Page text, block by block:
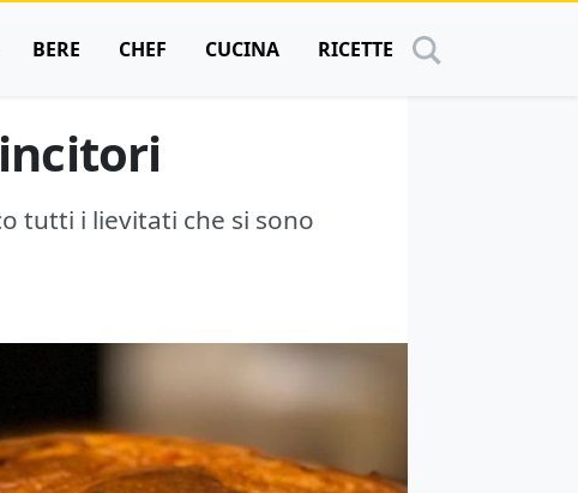
BERE CHEF CUCINA RICETTE
tutti i lievitati che si sono